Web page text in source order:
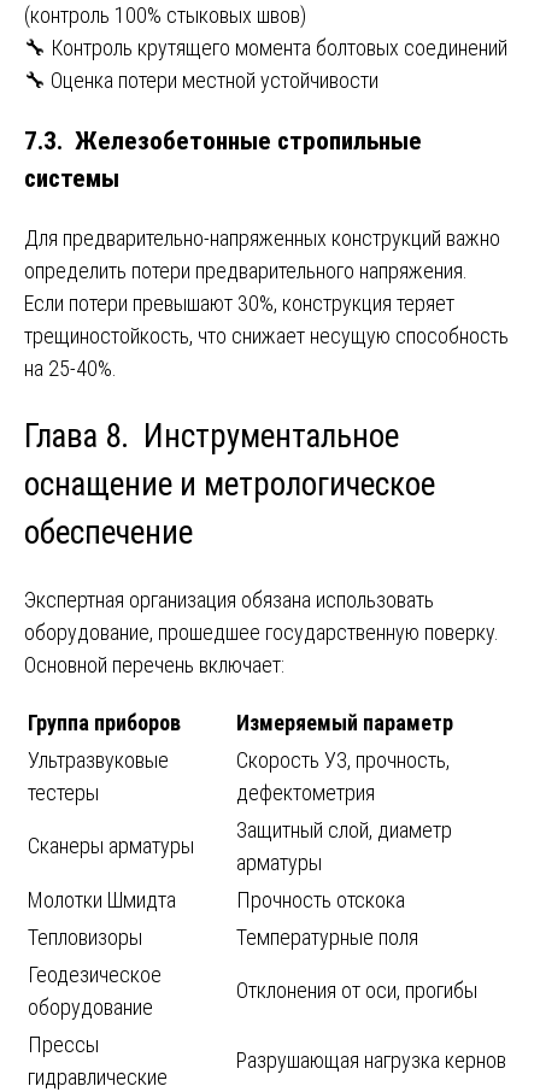
(контроль 100% стыковых швов)
🔧 Контроль крутящего момента болтовых соединений
🔧 Оценка потери местной устойчивости
7.3. Железобетонные стропильные
системы
Для предварительно-напряженных конструкций важно
определить потери предварительного напряжения.
Если потери превышают 30%, конструкция теряет
трещиностойкость, что снижает несущую способность
на 25-40%.
Глава 8. Инструментальное
оснащение и метрологическое
обеспечение
Экспертная организация обязана использовать
оборудование, прошедшее государственную поверку.
Основной перечень включает:
Группа приборов
Измеряемый параметр
Ультразвуковые
тестеры
Скорость УЗ, прочность,
дефектометрия
Сканеры арматуры
Защитный слой, диаметр
арматуры
Молотки Шмидта
Прочность отскока
Тепловизоры
Температурные поля
Геодезическое
оборудование
Отклонения от оси, прогибы
Прессы
гидравлические
Разрушающая нагрузка кернов